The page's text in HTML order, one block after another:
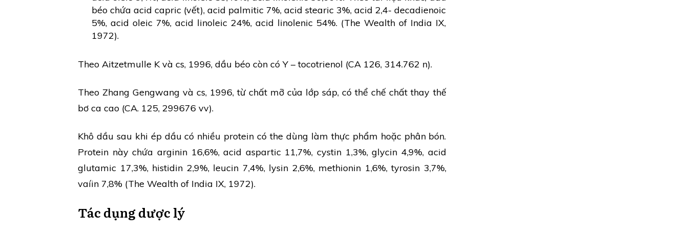
béo chứa acid capric (vết), acid palmitic 7%, acid stearic 3%, acid 2,4- decadienoic
5%, acid oleic 7%, acid linoleic 24%, acid linolenic 54%. (The Wealth of India IX,
1972).
Theo Aitzetmulle K và cs, 1996, dầu béo còn có Y – tocotrienol (CA 126, 314.762 n).
Theo Zhang Gengwang và cs, 1996, từ chất mỡ của lớp sáp, có thể chế chất thay thế
bơ ca cao (CA. 125, 299676 vv).
Khô dầu sau khi ép dầu có nhiều protein có the dùng làm thực phẩm hoặc phân bón.
Protein này chứa arginin 16,6%, acid aspartic 11,7%, cystin 1,3%, glycin 4,9%, acid
glutamic 17,3%, histidin 2,9%, leucin 7,4%, lysin 2,6%, methionin 1,6%, tyrosin 3,7%,
vaíin 7,8% (The Wealth of India IX, 1972).
Tác dụng dược lý